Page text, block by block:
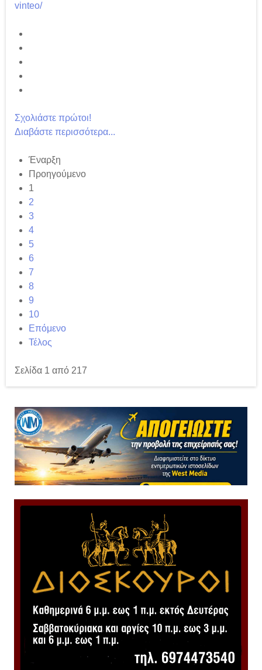
vinteo/
Σχολιάστε πρώτοι!
Διαβάστε περισσότερα...
Έναρξη
Προηγούμενο
1
2
3
4
5
6
7
8
9
10
Επόμενο
Τέλος
Σελίδα 1 από 217